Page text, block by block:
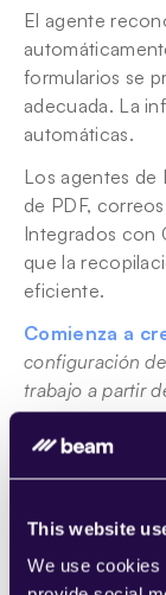
This website
We use cookies
El agente
formularios se
adecuada. La
automáticas.
Los agentes de
de PDF,
Integrados con
que la
eficiente.
Comienza a
configuración
trabajo a partir
Plantilla 5:
Función